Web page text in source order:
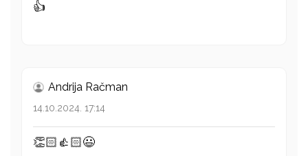
👍
Andrija Račman
14.10.2024. 17:14
👏🏻👍🏻😃